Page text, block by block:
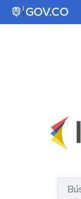
Saltar al